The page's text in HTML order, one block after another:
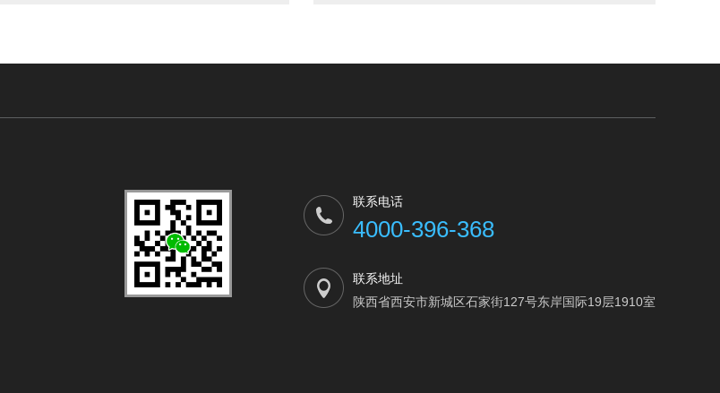
联系电话
4000-396-368
联系地址
陕西省西安市新城区石家街127号东岸国际19层1910室